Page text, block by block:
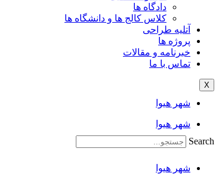
دادگاه ها
کلاس کالج ها و دانشگاه ها
آتلیه طراحی
پروژه ها
خبرنامه و مقالات
تماس با ما
X
شهر هیوا
شهر هیوا
Search
شهر هیوا